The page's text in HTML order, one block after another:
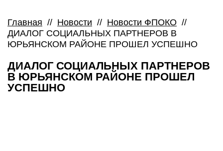
Главная // Новости // Новости ФПОКО //
ДИАЛОГ СОЦИАЛЬНЫХ ПАРТНЕРОВ В
ЮРЬЯНСКОМ РАЙОНЕ ПРОШЕЛ УСПЕШНО
ДИАЛОГ СОЦИАЛЬНЫХ ПАРТНЕРОВ
В ЮРЬЯНСКОМ РАЙОНЕ ПРОШЕЛ
УСПЕШНО